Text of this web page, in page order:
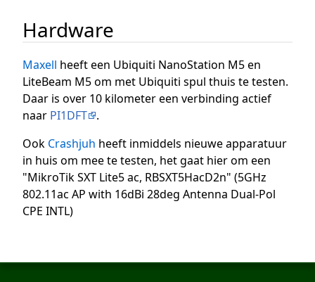
Hardware
Maxell heeft een Ubiquiti NanoStation M5 en
LiteBeam M5 om met Ubiquiti spul thuis te testen.
Daar is over 10 kilometer een verbinding actief
naar PI1DFT
.
Ook Crashjuh heeft inmiddels nieuwe apparatuur
in huis om mee te testen, het gaat hier om een
"MikroTik SXT Lite5 ac, RBSXT5HacD2n" (5GHz
802.11ac AP with 16dBi 28deg Antenna Dual-Pol
CPE INTL)